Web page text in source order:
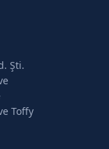
Şti.
Toffy